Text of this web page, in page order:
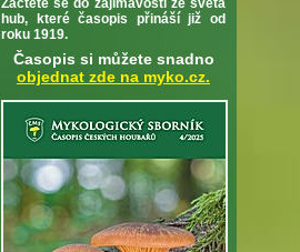
Začtěte se do zajímavostí ze světa
hub, které časopis přináší již od
roku 1919.
Časopis si můžete snadno
objednat zde na myko.cz.